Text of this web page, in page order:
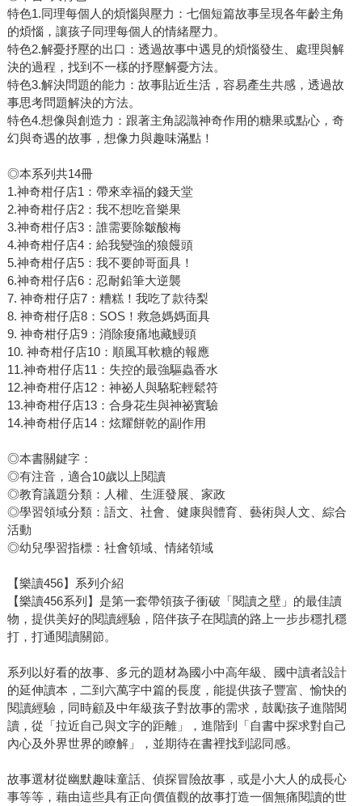
特色1.同理每個人的煩惱與壓力：七個短篇故事呈現各年齡主角
的煩惱，讓孩子同理每個人的情緒壓力。
特色2.解憂抒壓的出口：透過故事中遇見的煩惱發生、處理與解
決的過程，找到不一樣的抒壓解憂方法。
特色3.解決問題的能力：故事貼近生活，容易產生共感，透過故
事思考問題解決的方法。
特色4.想像與創造力：跟著主角認識神奇作用的糖果或點心，奇
幻與奇遇的故事，想像力與趣味滿點！
◎本系列共14冊
1.神奇柑仔店1：帶來幸福的錢天堂
2.神奇柑仔店2：我不想吃音樂果
3.神奇柑仔店3：誰需要除皺酸梅
4.神奇柑仔店4：給我變強的狼饅頭
5.神奇柑仔店5：我不要帥哥面具！
6.神奇柑仔店6：忍耐鉛筆大逆襲
7. 神奇柑仔店7：糟糕！我吃了款待梨
8. 神奇柑仔店8：SOS！救急媽媽面具
9. 神奇柑仔店9：消除痠痛地藏鰻頭
10. 神奇柑仔店10：順風耳軟糖的報應
11.神奇柑仔店11：失控的最強驅蟲香水
12.神奇柑仔店12：神祕人與駱駝輕鬆符
13.神奇柑仔店13：合身花生與神祕實驗
14.神奇柑仔店14：炫耀餅乾的副作用
◎本書關鍵字：
◎有注音，適合10歲以上閱讀
◎教育議題分類：人權、生涯發展、家政
◎學習領域分類：語文、社會、健康與體育、藝術與人文、綜合
活動
◎幼兒學習指標：社會領域、情緒領域
【樂讀456】系列介紹
【樂讀456系列】是第一套帶領孩子衝破「閱讀之壁」的最佳讀
物，提供美好的閱讀經驗，陪伴孩子在閱讀的路上一步步穩扎穩
打，打通閱讀關節。
系列以好看的故事、多元的題材為國小中高年級、國中讀者設計
的延伸讀本，二到六萬字中篇的長度，能提供孩子豐富、愉快的
閱讀經驗，同時顧及中年級孩子對故事的需求，鼓勵孩子進階閱
讀，從「拉近自己與文字的距離」，進階到「自書中探求對自己
內心及外界世界的瞭解」，並期待在書裡找到認同感。
故事選材從幽默趣味童話、偵探冒險故事，或是小大人的成長心
事等等，藉由這些具有正向價值觀的故事打造一個無痛閱讀的世